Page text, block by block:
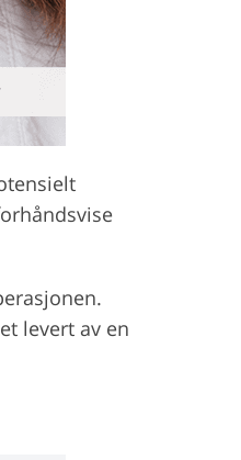
levert av en